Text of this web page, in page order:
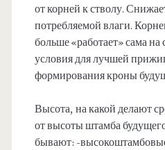
от корней к стволу.
потребляемой влаги.
больше «работает» сама на
условия для лучшей
формирования кроны
Высота, на какой делают
от высоты штамба
бывают: -